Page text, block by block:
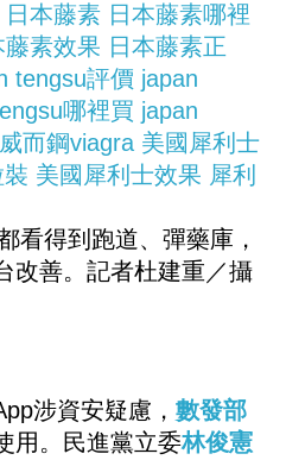
日本藤素 日本藤素哪裡
藤素效果 日本藤素正
tengsu評價 japan
哪裡買 japan
而鋼viagra 美國犀利士
美國犀利士效果 犀利
看得到跑道、彈藥庫，
改善。記者杜建重／攝
涉資安疑慮， 數發部
用。民進黨立委林俊憲